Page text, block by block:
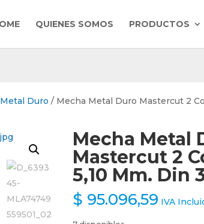
QUIENES SOMOS PRODUCTOS
Metal Duro / Mecha Metal Duro Mastercut 2
Mecha Metal
Mastercut 2
5,10 Mm. Din
$ 95.096,59 IVA